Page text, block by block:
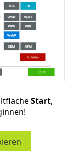
Start,